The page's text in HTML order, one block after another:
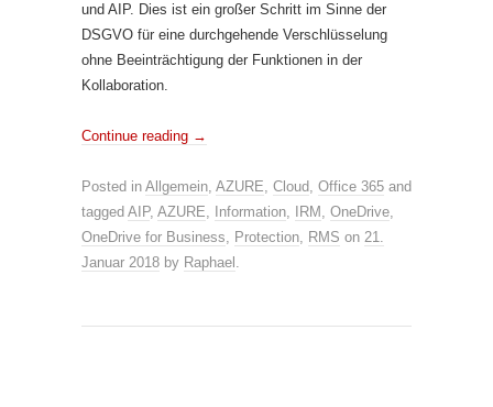
und AIP. Dies ist ein großer Schritt im Sinne der
DSGVO für eine durchgehende Verschlüsselung
ohne Beeinträchtigung der Funktionen in der
Kollaboration.
Continue reading →
Posted in Allgemein, AZURE, Cloud, Office 365 and
tagged AIP, AZURE, Information, IRM , OneDrive,
OneDrive for Business, Protection, RMS on 21.
Januar 2018 by Raphael .